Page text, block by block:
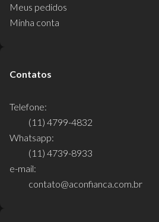
Meus pedidos
Minha conta
Contatos
Telefone:
(11) 4799-4832
Whatsapp:
(11) 4739-8933
e-mail:
contato@aconfianca.com.br